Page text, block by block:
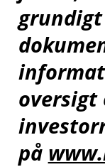
oversigt
på